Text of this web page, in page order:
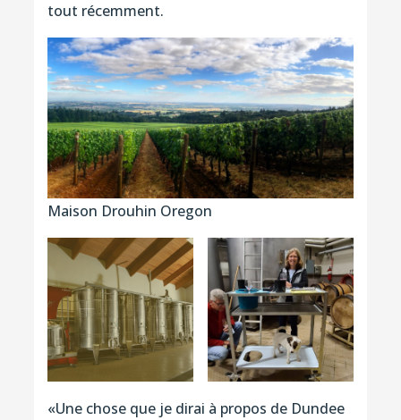
tout récemment.
Maison Drouhin Oregon
«Une chose que je dirai à propos de Dundee